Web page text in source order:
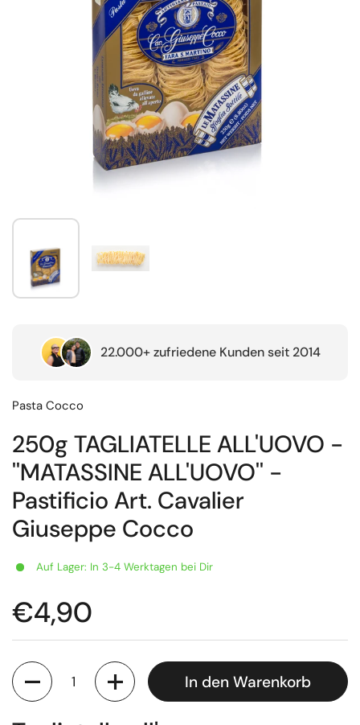
22.000+ zufriedene Kunden seit 2014
Pasta Cocco
250g TAGLIATELLE ALL'UOVO -
''MATASSINE ALL'UOVO'' -
Pastificio Art. Cavalier
Giuseppe Cocco
Auf Lager: In 3-4 Werktagen bei Dir
€4,90
Anzahl
In den Warenkorb